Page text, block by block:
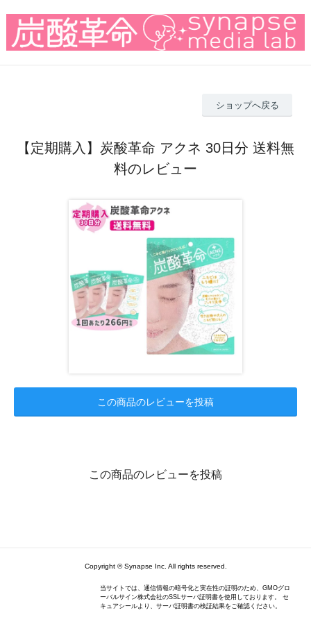
ショップへ戻る
【定期購入】炭酸革命 アクネ 30日分 送料無
料のレビュー
この商品のレビューを投稿
この商品のレビューを投稿
Copyright © Synapse Inc. All rights reserved.
当サイトでは、通信情報の暗号化と実在性の証明のため、GMOグロ
ーバルサイン株式会社のSSLサーバ証明書を使用しております。 セ
キュアシールより、サーバ証明書の検証結果をご確認ください。